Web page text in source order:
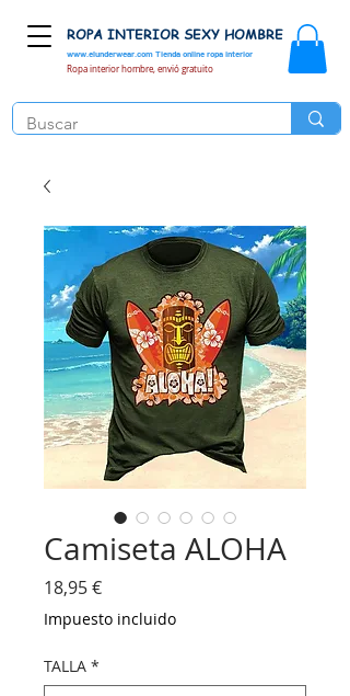
www.elunderwear.com Tienda online ropa interior
ROPA INTERIOR SEXY HOMBRE
Ropa interior hombre, envió gratuito
Camiseta ALOHA
18,95 €Precio
Impuesto incluido
TALLA *